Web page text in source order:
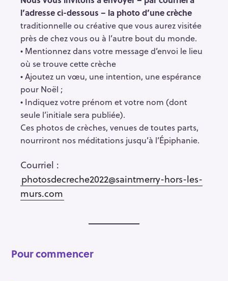
l’adresse ci-dessous – la photo d’une crèche
traditionnelle ou créative que vous aurez visitée
près de chez vous ou à l’autre bout du monde.
• Mentionnez dans votre message d’envoi le lieu
où se trouve cette crèche
• Ajoutez un vœu, une intention, une espérance
pour Noël ;
• Indiquez votre prénom et votre nom (dont
seule l’initiale sera publiée).
Ces photos de crèches, venues de toutes parts,
nourriront nos méditations jusqu’à l’Épiphanie.
Courriel :
photosdecreche2022@saintmerry-hors-les-
murs.com
Pour commencer
R
e
c
h